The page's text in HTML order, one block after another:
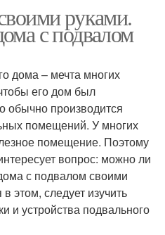
руками.
с подвалом
дома – мечта многих
его дом был
обычно производится
помещений. У многих
помещение. Поэтому
вопрос: можно ли
с подвалом своими
этом, следует изучить
и устройства подвального